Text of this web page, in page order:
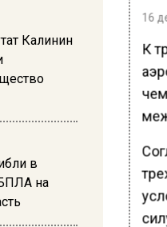
Калинин
в
БПЛА на
16
К